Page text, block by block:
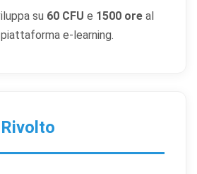
su 60 CFU e 1500 ore al
e-learning.